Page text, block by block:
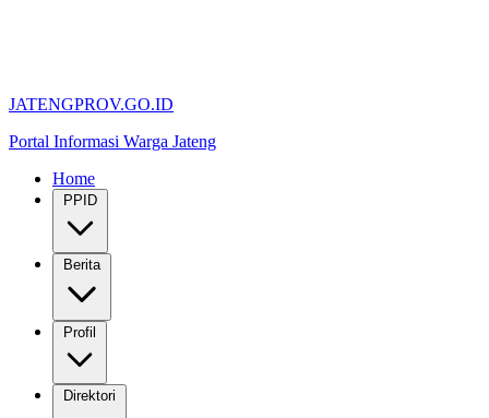
JATENGPROV.GO.ID
Portal Informasi Warga Jateng
Home
PPID
Berita
Profil
Direktori